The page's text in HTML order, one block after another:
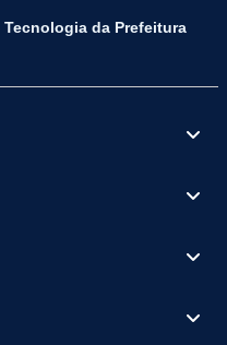
da Prefeitura